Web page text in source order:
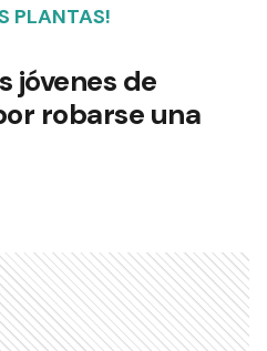
PLANTAS!
jóvenes de
robarse una